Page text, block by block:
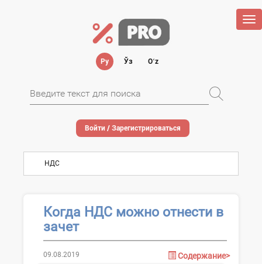
Ру Ўз Oʻz
Войти / Зарегистрироваться
НДС
Когда НДС можно отнести в
зачет
Содержание>
09.08.2019